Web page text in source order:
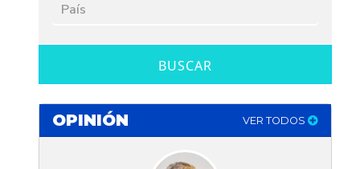
BUSCAR
OPINIÓN VER TODOS